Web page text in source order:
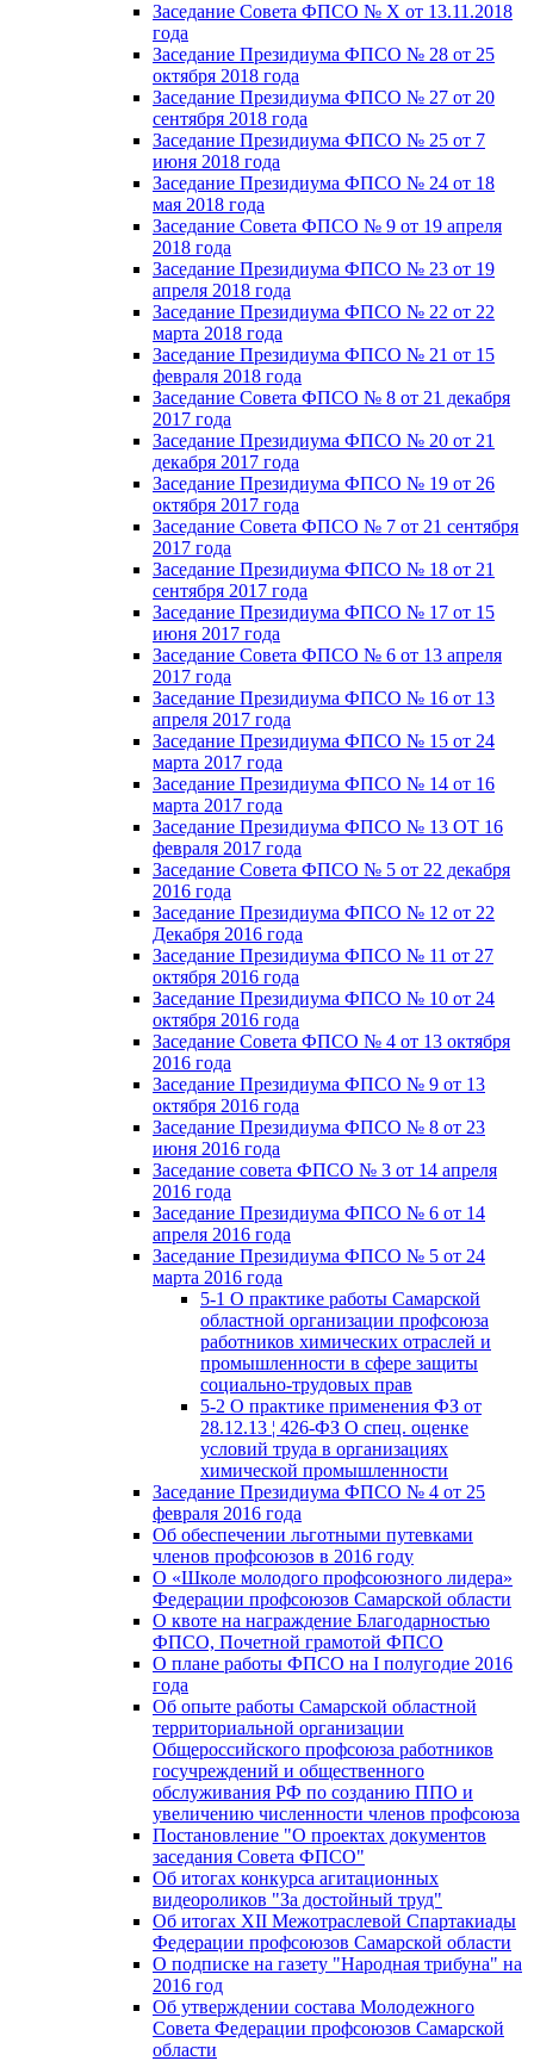
Заседание Совета ФПСО № X от 13.11.2018
года
Заседание Президиума ФПСО № 28 от 25
октября 2018 года
Заседание Президиума ФПСО № 27 от 20
сентября 2018 года
Заседание Президиума ФПСО № 25 от 7
июня 2018 года
Заседание Президиума ФПСО № 24 от 18
мая 2018 года
Заседание Совета ФПСО № 9 от 19 апреля
2018 года
Заседание Президиума ФПСО № 23 от 19
апреля 2018 года
Заседание Президиума ФПСО № 22 от 22
марта 2018 года
Заседание Президиума ФПСО № 21 от 15
февраля 2018 года
Заседание Совета ФПСО № 8 от 21 декабря
2017 года
Заседание Президиума ФПСО № 20 от 21
декабря 2017 года
Заседание Президиума ФПСО № 19 от 26
октября 2017 года
Заседание Совета ФПСО № 7 от 21 сентября
2017 года
Заседание Президиума ФПСО № 18 от 21
сентября 2017 года
Заседание Президиума ФПСО № 17 от 15
июня 2017 года
Заседание Совета ФПСО № 6 от 13 апреля
2017 года
Заседание Президиума ФПСО № 16 от 13
апреля 2017 года
Заседание Президиума ФПСО № 15 от 24
марта 2017 года
Заседание Президиума ФПСО № 14 от 16
марта 2017 года
Заседание Президиума ФПСО № 13 ОТ 16
февраля 2017 года
Заседание Совета ФПСО № 5 от 22 декабря
2016 года
Заседание Президиума ФПСО № 12 от 22
Декабря 2016 года
Заседание Президиума ФПСО № 11 от 27
октября 2016 года
Заседание Президиума ФПСО № 10 от 24
октября 2016 года
Заседание Совета ФПСО № 4 от 13 октября
2016 года
Заседание Президиума ФПСО № 9 от 13
октября 2016 года
Заседание Президиума ФПСО № 8 от 23
июня 2016 года
Заседание совета ФПСО № 3 от 14 апреля
2016 года
Заседание Президиума ФПСО № 6 от 14
апреля 2016 года
Заседание Президиума ФПСО № 5 от 24
марта 2016 года
5-1 О практике работы Самарской
областной организации профсоюза
работников химических отраслей и
промышленности в сфере защиты
социально-трудовых прав
5-2 О практике применения ФЗ от
28.12.13 ¦ 426-ФЗ О спец. оценке
условий труда в организациях
химической промышленности
Заседание Президиума ФПСО № 4 от 25
февраля 2016 года
Об обеспечении льготными путевками
членов профсоюзов в 2016 году
О «Школе молодого профсоюзного лидера»
Федерации профсоюзов Самарской области
О квоте на награждение Благодарностью
ФПСО, Почетной грамотой ФПСО
О плане работы ФПСО на I полугодие 2016
года
Об опыте работы Самарской областной
территориальной организации
Общероссийского профсоюза работников
госучреждений и общественного
обслуживания РФ по созданию ППО и
увеличению численности членов профсоюза
Постановление "О проектах документов
заседания Совета ФПСО"
Об итогах конкурса агитационных
видеороликов "За достойный труд"
Об итогах XII Межотраслевой Спартакиады
Федерации профсоюзов Самарской области
О подписке на газету "Народная трибуна" на
2016 год
Об утверждении состава Молодежного
Совета Федерации профсоюзов Самарской
области